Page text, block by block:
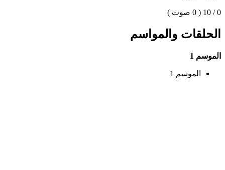
0 / 10 ( 0 صوت )
الحلقات والمواسم
الموسم 1
الموسم 1